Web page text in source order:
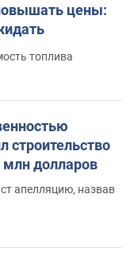
цены:
топлива
строительство
млн долларов
апелляцию, назвав